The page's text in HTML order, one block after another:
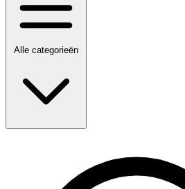
Alle categorieën